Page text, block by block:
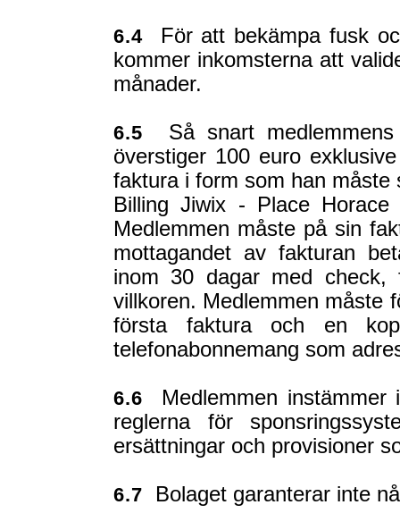
6.4 För att bekämpa fusk
kommer inkomsterna att
månader.
6.5 Så snart
överstiger 100 euro
faktura i form som han måste
Billing Jiwix - Place
Medlemmen måste på sin
mottagandet av fakturan
inom 30 dagar med check,
villkoren. Medlemmen måste
första faktura och en
telefonabonnemang som
6.6 Medlemmen instämmer
reglerna för
ersättningar och provisioner
6.7 Bolaget garanterar inte